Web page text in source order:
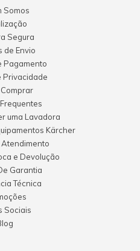
Somos
Segura
de Envio
Pagamento
Privacidade
uma Lavadora
Kärcher
e Devolução
Garantia
Técnica
Sociais